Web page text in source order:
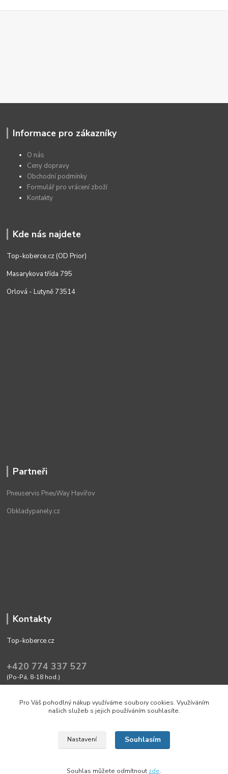
Informace pro zákazníky
O nás
Ceny dopravy
Obchodní podmínky
Formulář pro vrácení zboží
Kontakty
Kde nás najdete
Top-koberce.cz (OD Prior)
Masarykova třída 795
Orlová - Lutyně 73514
Partneři
Pneuservis PneuWay Havířov
Obkladypanely.cz
Kontakty
Top-koberce.cz
+420 774 337 527
(Po-Pá, 8-18 hod.)
Friendly shop with quality goods Top-koberce.cz
Pro Váš pohodlný nákup využíváme soubory cookies. Využíváním
našich služeb s jejich používáním souhlasíte.
Nastavení Souhlasím
Souhlas můžete odmítnout zde.